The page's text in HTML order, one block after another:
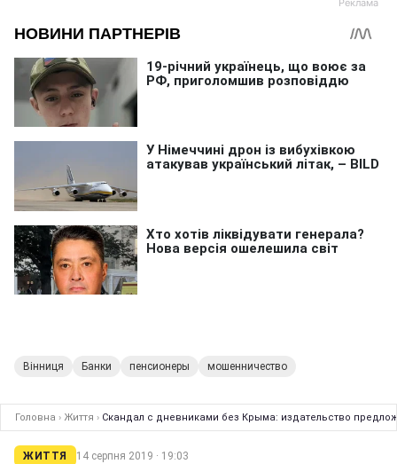
Вінниця Банки пенсионеры мошенничество
Головна › Життя › Скандал с дневниками без Крыма: издательство
ЖИТТЯ 14 серпня 2019 · 19:03